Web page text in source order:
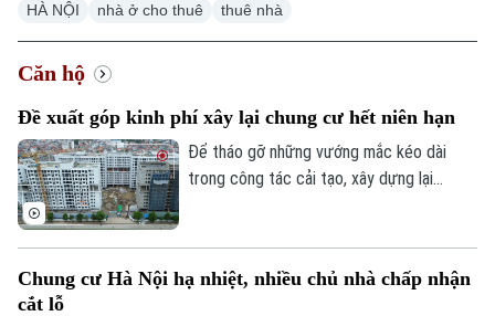
HÀ NỘI nhà ở cho thuê thuê nhà
Căn hộ
Đề xuất góp kinh phí xây lại chung cư hết niên hạn
Để tháo gỡ những vướng mắc kéo dài
trong công tác cải tạo, xây dựng lại
hết niên hạn sử dụng.
Chung cư Hà Nội hạ nhiệt, nhiều chủ nhà chấp nhận
cắt lỗ